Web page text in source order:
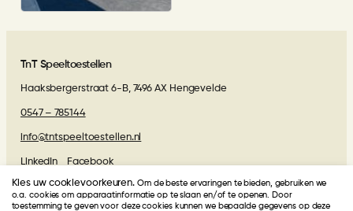
TnT Speeltoestellen
Haaksbergerstraat 6-B, 7496 AX Hengevelde
0547 – 785144
info@tntspeeltoestellen.nl
LinkedIn Facebook
Algemene voorwaarden
Kies uw cookievoorkeuren. Om de beste ervaringen te bieden, gebruiken we
o.a. cookies om apparaatinformatie op te slaan en/of te openen. Door
toestemming te geven voor deze cookies kunnen we bepaalde gegevens op deze